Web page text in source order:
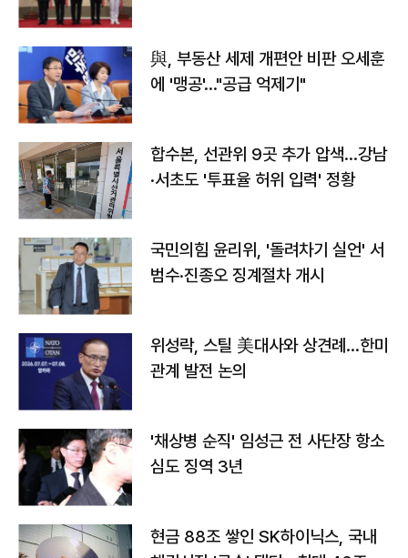
與, 부동산 세제 개편안 비판 오세훈
에 '맹공'…"공급 억제기"
합수본, 선관위 9곳 추가 압색…강남
·서초도 '투표율 허위 입력' 정황
국민의힘 윤리위, '돌려차기 실언' 서
범수·진종오 징계절차 개시
위성락, 스틸 美대사와 상견례…한미
관계 발전 논의
'채상병 순직' 임성근 전 사단장 항소
심도 징역 3년
현금 88조 쌓인 SK하이닉스, 국내